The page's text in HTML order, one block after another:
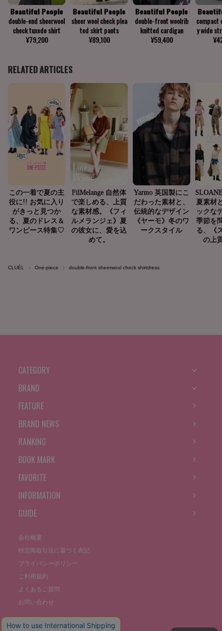
CLUÉL One-piece double-front sheerwool check shirtdress
CATEGORY
BRAND
FEATURE
BRAND NEWS
RANKING
BOOK MARK
FAVORITE
INFORMATION
GUIDE
会社概要
特定商取引法に基づく表記
プライバシーポリシー
ご利用規約
よくあるご質問
お問い合わせ